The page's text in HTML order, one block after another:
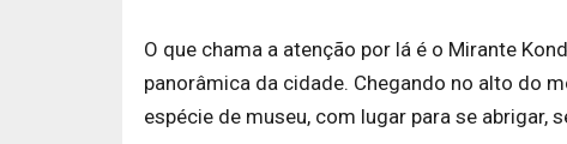
O que chama a atenção por lá é o Mirante
panorâmica da cidade. Chegando no alto do
espécie de museu, com lugar para se abrigar,